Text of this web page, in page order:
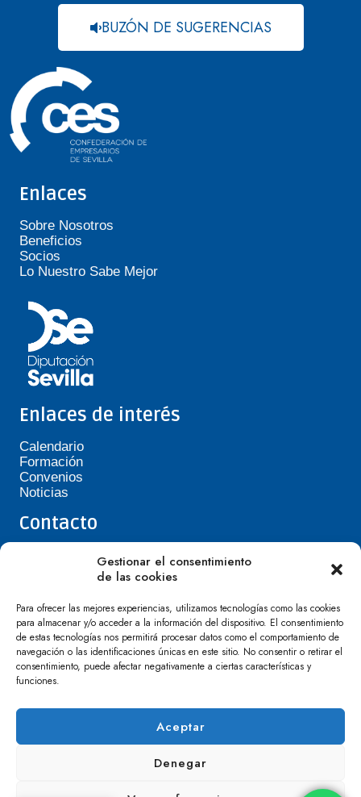
Gestionar el consentimiento
de las cookies
Para ofrecer las mejores experiencias, utilizamos tecnologías como las cookies
para almacenar y/o acceder a la información del dispositivo. El consentimiento
de estas tecnologías nos permitirá procesar datos como el comportamiento de
navegación o las identificaciones únicas en este sitio. No consentir o retirar el
consentimiento, puede afectar negativamente a ciertas características y
funciones.
Aceptar
Denegar
BUZÓN DE SUGERENCIAS
Enlaces
Sobre Nosotros
Beneficios
Socios
Lo Nuestro Sabe Mejor
Enlaces de interés
Calendario
Formación
Convenios
Noticias
Contacto
Teléfono de Asepavi: 623 394 601
asepavi20@gmail.com
Villafranca
Aviso Legal